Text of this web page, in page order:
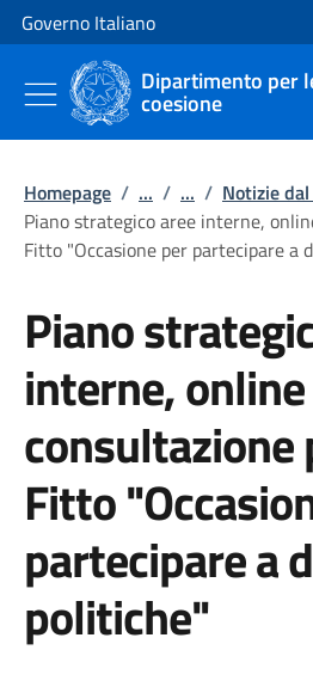
Vai al contenuto
Vai alla navigazione del sito
Governo Italiano
Dipartimento per
coesione
Homepage / ... / ... / Notizie
Piano strategico aree interne,
Fitto "Occasione per partecipare a
Piano
interne, online
consultazione
Fitto
partecipare a
politiche"